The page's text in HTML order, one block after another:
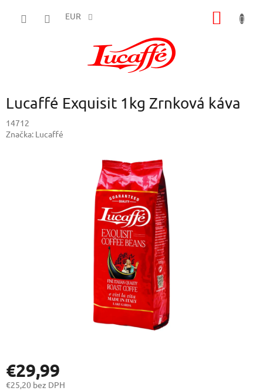
EUR
Lucaffé Exquisit 1kg Zrnková káva
14712
Značka: Lucaffé
€29,99
€25,20 bez DPH